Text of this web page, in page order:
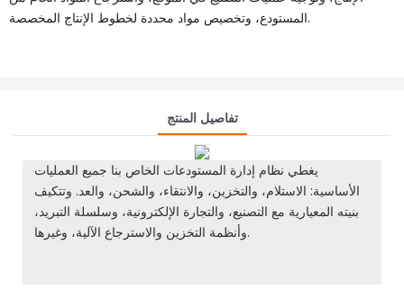
المستودع، وتخصيص مواد محددة لخطوط الإنتاج المخصصة.
تفاصيل المنتج
يغطي نظام إدارة المستودعات الخاص بنا جميع العمليات
الأساسية: الاستلام، والتخزين، والانتقاء، والشحن، والعد. وتتكيف
بنيته المعيارية مع التصنيع، والتجارة الإلكترونية، وسلسلة التبريد،
وأنظمة التخزين والاسترجاع الآلية، وغيرها.